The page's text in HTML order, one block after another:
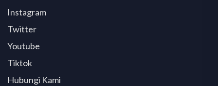
Instagram
Twitter
Youtube
Tiktok
Hubungi Kami